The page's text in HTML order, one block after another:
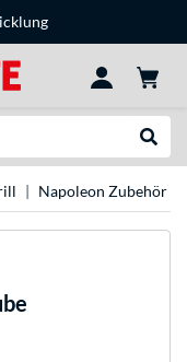
Napoleon Zubehör